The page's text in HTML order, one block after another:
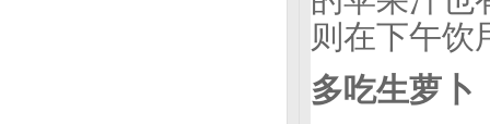
则在下午饮
多吃生萝卜